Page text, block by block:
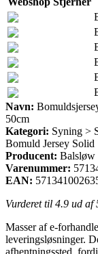
Navn:
50cm
Kategori: Syning >
Bomuld Jersey Solid
Producent: Balsløw
Varenummer:
EAN:
Vurderet til 4.9 ud af
Masser af e-
leveringsløsninger.
afhentningssted,